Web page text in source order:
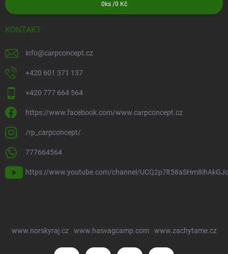
0 ks /0 Kč
KONTAKT
info@carpconcept.cz
+420 601 371 137
+420 777 664 564
https://www.facebook.com/www.carpconcept.cz
/rp_carpconcept/
777664564
https://www.youtube.com/channel/
www.norskyraj.cz www.hasvagcamp.com www.zachytame.cz